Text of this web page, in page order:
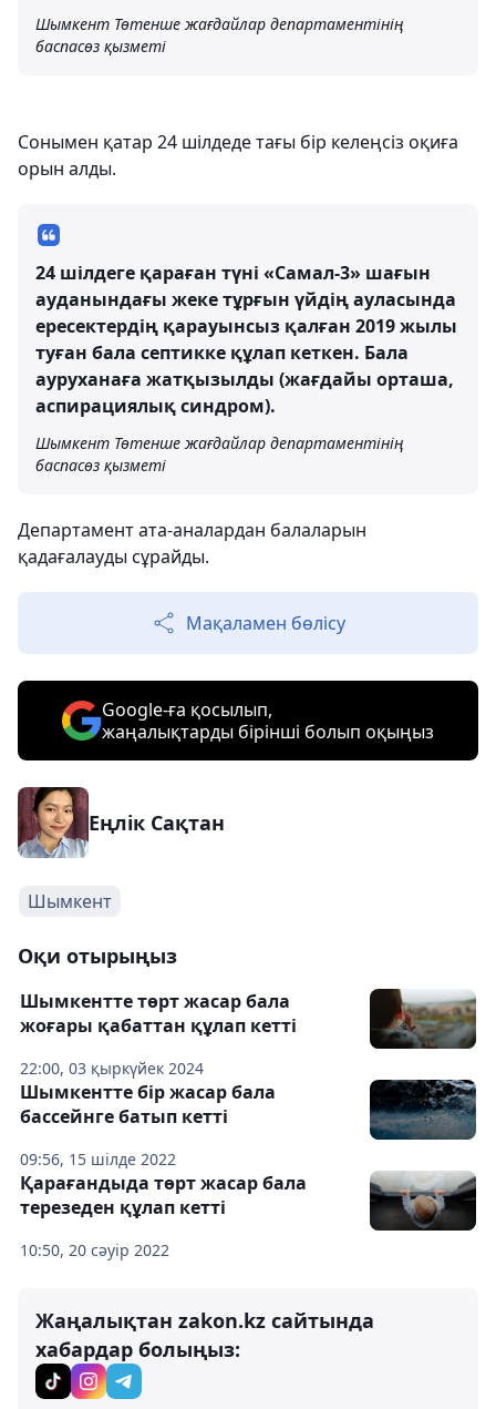
Шымкент Төтенше жағдайлар департаментінің
баспасөз қызметі
Сонымен қатар 24 шілдеде тағы бір келеңсіз оқиға
орын алды.
24 шілдеге қараған түні «Самал-3» шағын
ауданындағы жеке тұрғын үйдің ауласында
ересектердің қарауынсыз қалған 2019 жылы
туған бала септикке құлап кеткен. Бала
ауруханаға жатқызылды (жағдайы орташа,
аспирациялық синдром).
Шымкент Төтенше жағдайлар департаментінің
баспасөз қызметі
Департамент ата-аналардан балаларын
қадағалауды сұрайды.
Мақаламен бөлісу
Google-ға қосылып,
жаңалықтарды бірінші болып оқыңыз
Еңлік Сақтан
Шымкент
Оқи отырыңыз
22:00, 03 қыркүйек 2024
Шымкентте төрт жасар бала
жоғары қабаттан құлап кетті
09:56, 15 шілде 2022
Шымкентте бір жасар бала
бассейнге батып кетті
10:50, 20 сәуір 2022
Қарағандыда төрт жасар бала
терезеден құлап кетті
Жаңалықтан zakon.kz сайтында
хабардар болыңыз: